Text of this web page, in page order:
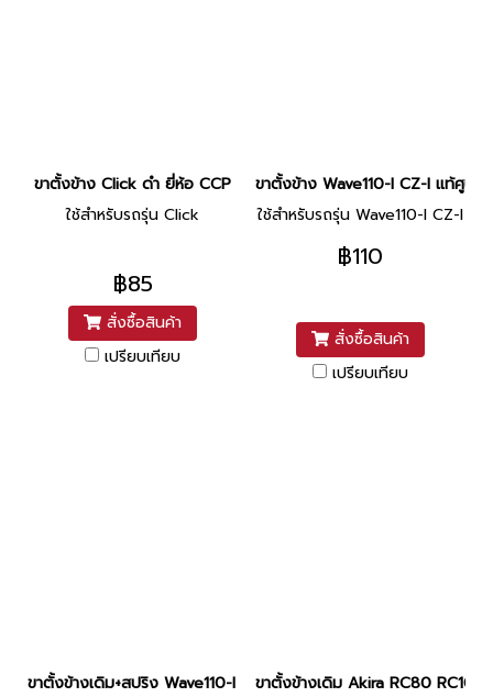
ขาตั้งข้าง Click ดำ ยี่ห้อ CCP
ใช้สำหรับรถรุ่น Click
฿85
สั่งซื้อสินค้า
เปรียบเทียบ
ขาตั้งข้าง Wave110-I CZ-I แท้ศูน
ใช้สำหรับรถรุ่น Wave110-I CZ-I
฿110
สั่งซื้อสินค้า
เปรียบเทียบ
ขาตั้งข้างเดิม+สปริง Wave110-I New ชุบ ยี่ห้อ PPS
ขาตั้งข้างเดิม Akira RC80